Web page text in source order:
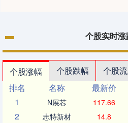
个股实时
个股涨幅 个股跌幅 个股
排名
名称 最新价
1
N展芯 117.66
2 志特新材 14.8